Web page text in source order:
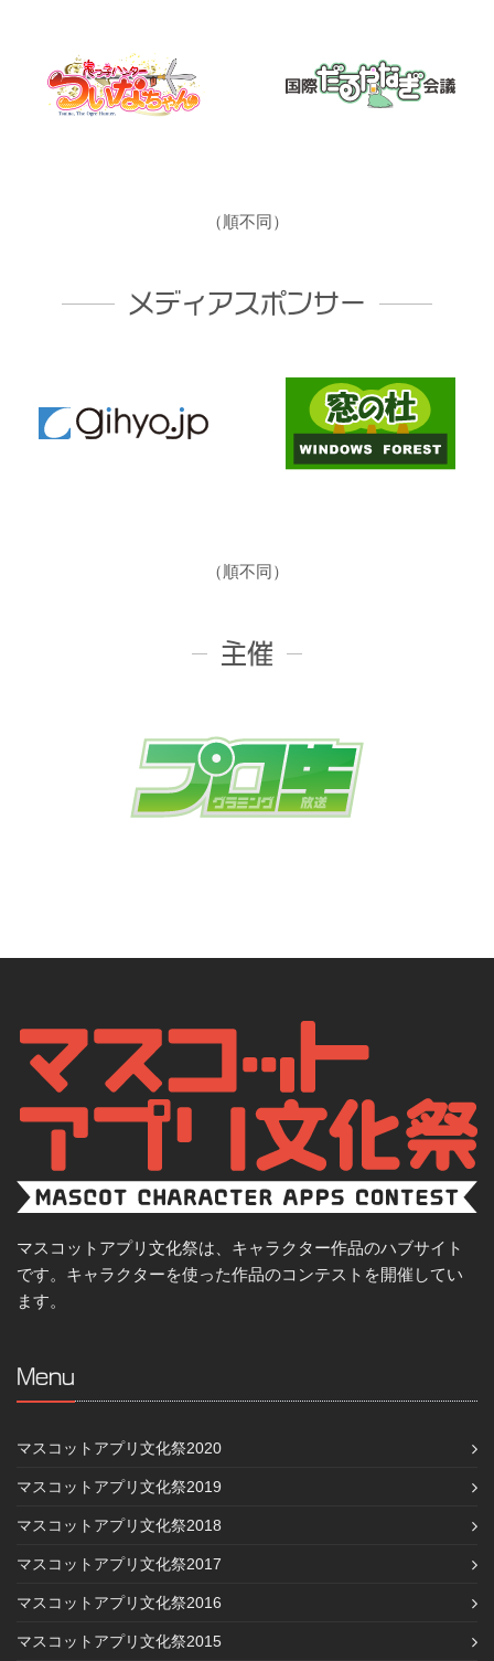
（順不同）
メディアスポンサー
（順不同）
主催
マスコットアプリ文化祭は、キャラクター作品のハブサイト
です。キャラクターを使った作品のコンテストを開催してい
ます。
Menu
マスコットアプリ文化祭2020
マスコットアプリ文化祭2019
マスコットアプリ文化祭2018
マスコットアプリ文化祭2017
マスコットアプリ文化祭2016
マスコットアプリ文化祭2015